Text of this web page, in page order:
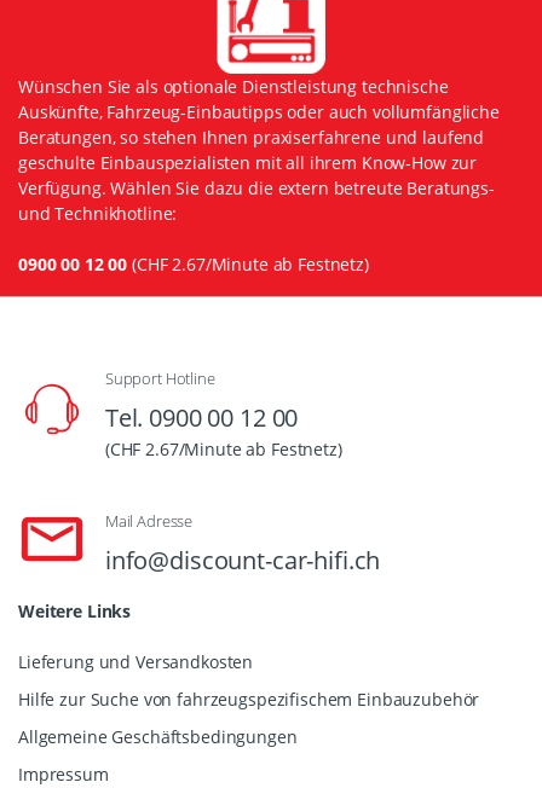
Wünschen Sie als optionale Dienstleistung technische
Auskünfte, Fahrzeug-Einbautipps oder auch vollumfängliche
Beratungen, so stehen Ihnen praxiserfahrene und laufend
geschulte Einbauspezialisten mit all ihrem Know-How zur
Verfügung. Wählen Sie dazu die extern betreute Beratungs-
und Technikhotline:
0900 00 12 00 (CHF 2.67/Minute ab Festnetz)
Support Hotline
Tel. 0900 00 12 00
(CHF 2.67/Minute ab Festnetz)
Mail Adresse
info@discount-car-hifi.ch
Weitere Links
Lieferung und Versandkosten
Hilfe zur Suche von fahrzeugspezifischem Einbauzubehör
Allgemeine Geschäftsbedingungen
Impressum